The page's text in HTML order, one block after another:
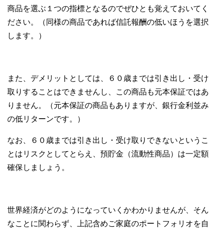
商品を選ぶ１つの指標となるのでぜひとも覚えておいてく
ださい。（同様の商品であれば信託報酬の低いほうを選択
します。）
また、デメリットとしては、６０歳までは引き出し・受け
取りすることはできませんし、この商品も元本保証ではあ
りません。（元本保証の商品もありますが、銀行金利並み
の低リターンです。）
なお、６０歳までは引き出し・受け取りできないというこ
とはリスクとしてとらえ、預貯金（流動性商品）は一定額
確保しましょう。
世界経済がどのようになっていくかわかりませんが、そん
なことに関わらず、上記含めご家庭のポートフォリオを自